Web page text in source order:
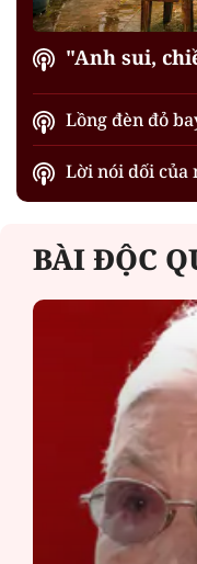
"Anh sui,
Lồng đèn đỏ
Lời nói dối của
BÀI ĐỘC